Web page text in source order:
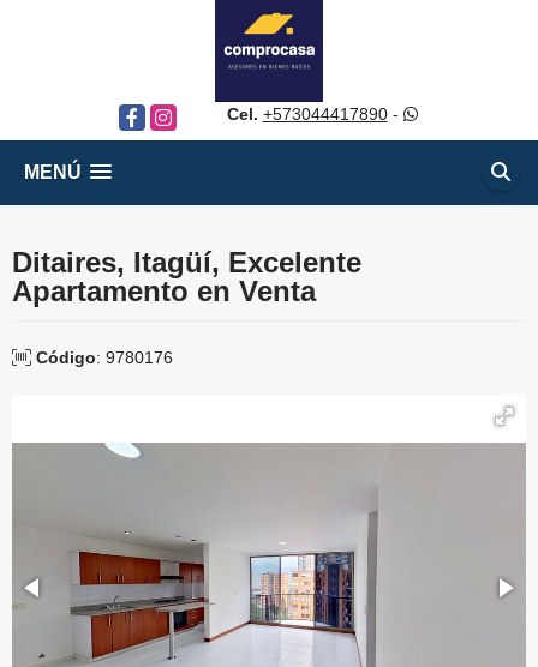
FacebookInstagram Cel. +573044417890-
MENÚ
Ditaires, Itagüí, Excelente
Apartamento en Venta
Código: 9780176